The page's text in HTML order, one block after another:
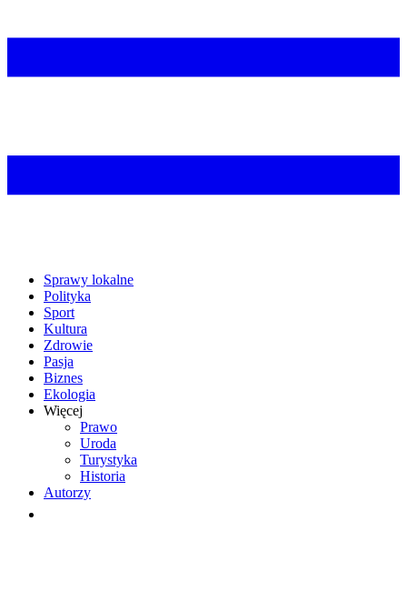
Sprawy lokalne
Polityka
Sport
Kultura
Zdrowie
Pasja
Biznes
Ekologia
Więcej
Prawo
Uroda
Turystyka
Historia
Autorzy